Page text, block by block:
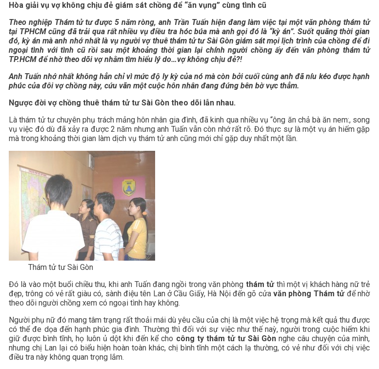
Hòa giải vụ vợ không chịu đẻ giám sát chồng để “ăn vụng” cùng tình cũ
Theo nghiệp Thám tử tưđược 5 năm ròng, anh Trần Tuấn hiện đang làm việc tại một văn phòng thám tử
tại TPHCM cũng đã trải qua rất nhiều vụ điều tra hóc búa mà anh gọi đó là “kỳ án”. Suốt quãng thời gian
đó, kỳ án mà anh nhớ nhất là vụ người vợ thuê thám tử tư Sài Gòn giám sát mọi lịch trình của chồng để đi
ngoại tình với tình cũ rồi sau một khoảng thời gian lại chính người chồng ấy đến văn phòng thám tử
TP.HCM để nhờ theo dõi vợ nhằm tìm hiểu lý do…vợ không chịu đẻ?!
Anh Tuấn nhớ nhất không hẳn chỉ vì mức độ ly kỳ của nó mà còn bởi cuối cùng anh đã níu kéo được hạnh
phúc của đôi vợ chồng này, cứu vãn một cuộc hôn nhân đang đứng bên bờ vực thẳm.
Ngược đời vợ chồng thuê thám tử tư Sài Gòn theo dõi lẫn nhau.
Là thám tử tư chuyên phụ trách mảng hôn nhân gia đình, đã kinh qua nhiều vụ “ông ăn chả bà ăn nem:, song
vụ việc đó dù đã xảy ra được 2 năm nhưng anh Tuấn vẫn còn nhớ rất rõ. Đó thực sự là một vụ án hiếm gặp
mà trong khoảng thời gian làm dịch vụ thám tử anh cũng mới chỉ gặp duy nhất một lần.
Thám tử tư Sài Gòn
Đó là vào một buổi chiều thu, khi anh Tuấn đang ngồi trong văn phòng thám tử thì một vị khách hàng nữ trẻ
đẹp, trông có vẻ rất giàu có, sành điệu tên Lan ở Cầu Giấy, Hà Nội đến gõ cửavăn phòng Thám tửđể nhờ
theo dõi người chồng xem có ngoại tình hay không.
Người phụ nữ đó mang tâm trạng rất thoải mái dù yêu cầu của chị là một việc hệ trọng mà kết quả thu được
có thể đe dọa đến hạnh phúc gia đình. Thường thì đối với sự việc như thế naỳ, người trong cuộc hiếm khi
giữ được bình tĩnh, họ luôn ủ dột khi đến kể cho công ty thám tử tư Sài Gòn nghe câu chuyện của mình,
nhưng chị Lan lại có biểu hiện hoàn toàn khác, chị bình tĩnh một cách lạ thường, có vẻ như đối với chị việc
điều tra này không quan trọng lắm.